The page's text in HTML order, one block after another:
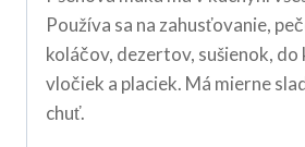
Používa sa na zahusťovanie,
koláčov, dezertov, sušienok,
vločiek a placiek. Má mierne
chuť.